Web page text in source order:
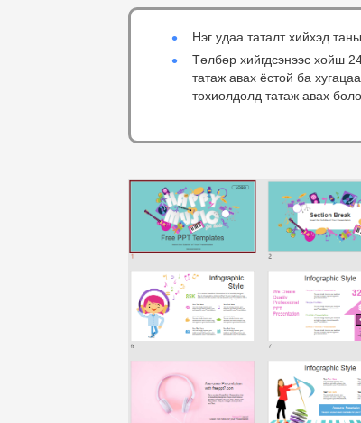
Нэг удаа таталт хийхэд
Төлбөр хийгдсэнээс хойш
татаж авах ёстой ба
тохиолдолд татаж авах